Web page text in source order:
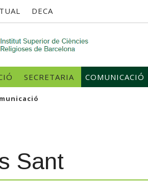
DECA
SECRETARIA COMUNICACIÓ
Sant